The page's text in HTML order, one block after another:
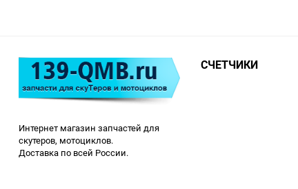
Интернет магазин запчастей для
скутеров, мотоциклов.
Доставка по всей России.
СЧЕТЧИКИ